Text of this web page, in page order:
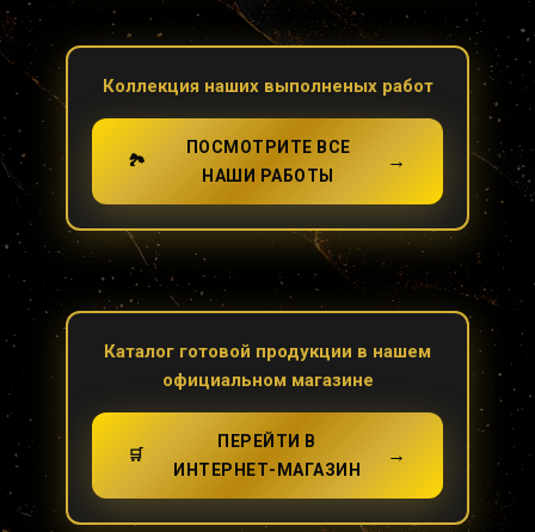
Коллекция наших выполненых работ
🏞️
ПОСМОТРИТЕ ВСЕ
НАШИ РАБОТЫ
→
Каталог готовой продукции в нашем
официальном магазине
🛒
ПЕРЕЙТИ В
ИНТЕРНЕТ-МАГАЗИН
→